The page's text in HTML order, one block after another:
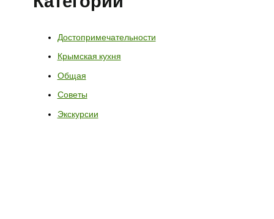
Достопримечательности
Крымская кухня
Общая
Советы
Экскурсии